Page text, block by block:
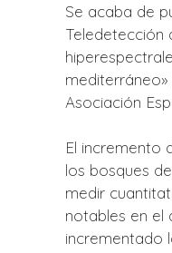
Se acaba de
Teledetección
Asociación
El incremento
los bosques
medir
notables en el
incrementado